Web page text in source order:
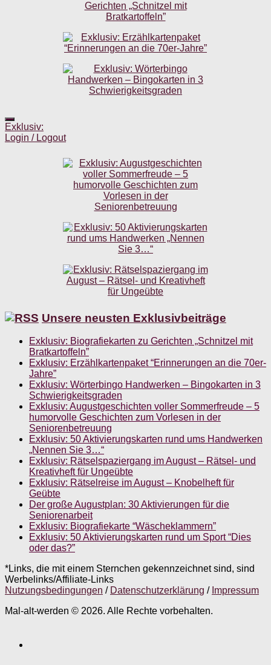
Exklusiv:
Login / Logout
Unsere neusten Exklusivbeiträge
Exklusiv: Biografiekarten zu Gerichten „Schnitzel mit
Bratkartoffeln”
Exklusiv: Erzählkartenpaket “Erinnerungen an die 70er-
Jahre”
Exklusiv: Wörterbingo Handwerken – Bingokarten in 3
Schwierigkeitsgraden
Exklusiv: Augustgeschichten voller Sommerfreude – 5
humorvolle Geschichten zum Vorlesen in der
Seniorenbetreuung
Exklusiv: 50 Aktivierungskarten rund ums Handwerken
„Nennen Sie 3…“
Exklusiv: Rätselspaziergang im August – Rätsel- und
Kreativheft für Ungeübte
Exklusiv: Rätselreise im August – Knobelheft für
Geübte
Der große Augustplan: 30 Aktivierungen für die
Seniorenarbeit
Exklusiv: Biografiekarte “Wäscheklammern”
Exklusiv: 50 Aktivierungskarten rund um Sport “Dies
oder das?”
*Links, die mit einem Sternchen gekennzeichnet sind, sind
Werbelinks/Affiliate-Links
Nutzungsbedingungen / Datenschutzerklärung / Impressum
Mal-alt-werden © 2026. Alle Rechte vorbehalten.